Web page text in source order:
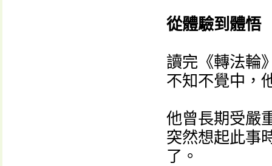
從體驗到體悟
讀完《轉法輪
不知不覺中，
他曾長期受嚴
突然想起此事
了。